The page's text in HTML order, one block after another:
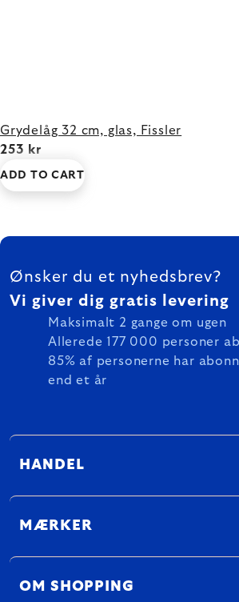
Grydelåg 32 cm, glas, Fissler
253 kr
ADD TO CART
FOOTER
Ønsker du et nyhedsbrev?
Vi giver dig gratis levering
Maksimalt 2 gange om ugen
Allerede 177 000 personer
85% af personerne har
end et år
HANDEL
MÆRKER
OM SHOPPING